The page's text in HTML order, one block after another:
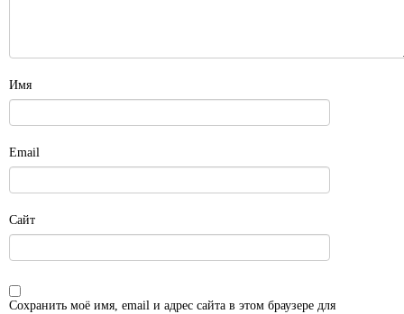
Имя
Email
Сайт
Сохранить моё имя, email и адрес сайта в этом браузере для